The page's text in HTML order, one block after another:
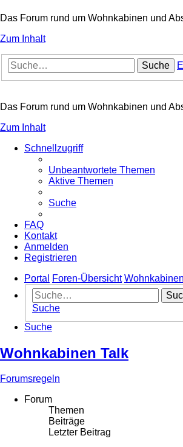
Das Forum rund um Wohnkabinen und
Zum Inhalt
Suche
Das Forum rund um Wohnkabinen und
Zum Inhalt
Schnellzugriff
Unbeantwortete Themen
Aktive Themen
Suche
FAQ
Kontakt
Anmelden
Registrieren
Portal
Foren-Übersicht
Suche
Suche
Wohnkabinen Talk
Forumsregeln
Forum
Themen
Beiträge
Letzter Beitrag